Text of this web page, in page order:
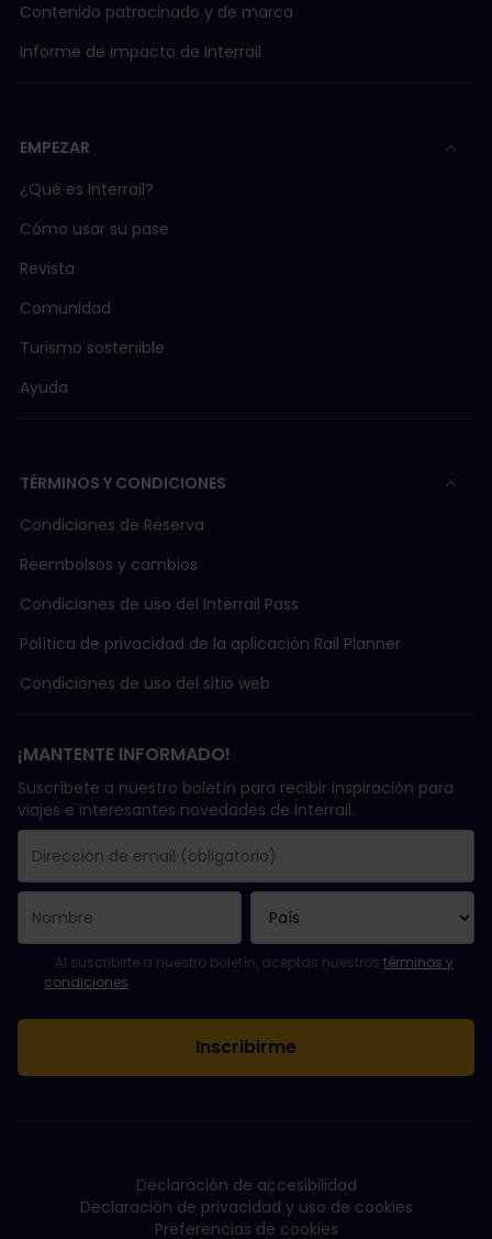
Contenido patrocinado y de marca
Informe de impacto de Interrail
EMPEZAR
¿Qué es Interrail?
Cómo usar su pase
Revista
Comunidad
Turismo sostenible
Ayuda
TÉRMINOS Y CONDICIONES
Condiciones de Reserva
Reembolsos y cambios
Condiciones de uso del Interrail Pass
Política de privacidad de la aplicación Rail Planner
Condiciones de uso del sitio web
¡MANTENTE INFORMADO!
Suscríbete a nuestro boletín para recibir inspiración para
viajes e interesantes novedades de Interrail.
Se suscribió con éxito.
El campo de dirección de email es obligatorio.
La dirección de email no es válida.
Ha habido un fallo al suscribirte al boletín. Vuelve a intentarlo
¡Ya te has suscrito a este boletín!
Acepta los términos y condiciones para suscribirte al boletín
Al suscribirte a nuestro boletín, aceptas nuestros términos y
condiciones.
Declaración de accesibilidad
Declaración de privacidad y uso de cookies
Preferencias de cookies